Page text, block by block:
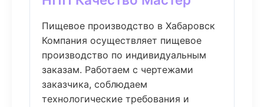
Пищевое производство в Хабаровск
Компания осуществляет пищевое
производство по индивидуальным
заказам. Работаем с чертежами
заказчика, соблюдаем
технологические требования и